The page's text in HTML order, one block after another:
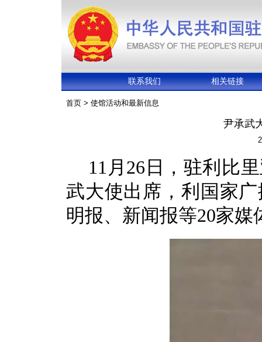
联系我们 相关链接
首页 > 使馆活动和最新信息
尹承武
11月26日，驻利比
武大使出席，利国家
明报、新闻报等20家媒